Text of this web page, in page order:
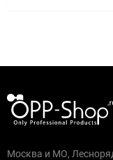
Москва и МО,